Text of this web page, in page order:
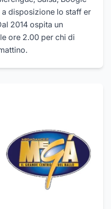
disposizione lo staff er
2014 ospita un
ore 2.00 per chi di